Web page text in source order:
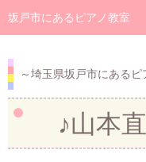
坂戸市にあるピアノ教室
～埼玉県坂戸市にあるピ
♪山本
お問い合わせ
新着情報
ブログ